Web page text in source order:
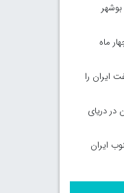
ماه
ایران را
در دریای
ایران